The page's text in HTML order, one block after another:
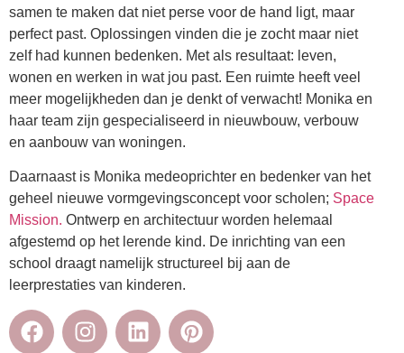
samen te maken dat niet perse voor de hand ligt, maar
perfect past. Oplossingen vinden die je zocht maar niet
zelf had kunnen bedenken. Met als resultaat: leven,
wonen en werken in wat jou past. Een ruimte heeft veel
meer mogelijkheden dan je denkt of verwacht! Monika en
haar team zijn gespecialiseerd in nieuwbouw, verbouw
en aanbouw van woningen.
Daarnaast is Monika medeoprichter en bedenker van het
geheel nieuwe vormgevingsconcept voor scholen; Space
Mission. Ontwerp en architectuur worden helemaal
afgestemd op het lerende kind. De inrichting van een
school draagt namelijk structureel bij aan de
leerprestaties van kinderen.